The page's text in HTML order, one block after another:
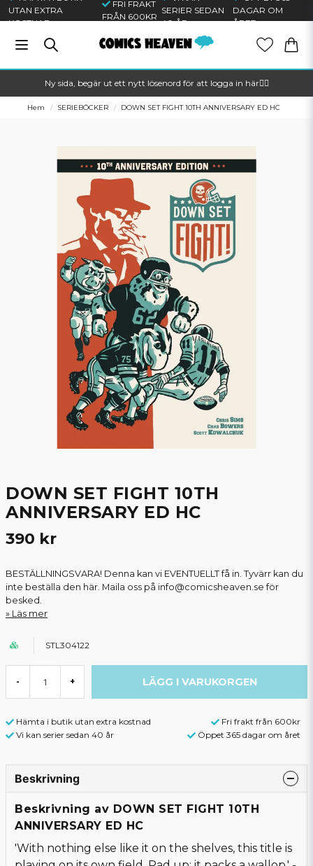
UTAN EXTRA
KOSTNAD
FRI FRAKT
FRÅN 600KR
SERIER SEDAN
40 ÅR
DAGAR OM
ÅRET
Ny sida, begär ut ett nytt lösenord för att logga in här🦸‍♂️
Hem SERIEBÖCKER DOWN SET FIGHT 10TH ANNIVERSARY ED HC
DOWN SET FIGHT 10TH
ANNIVERSARY ED HC
390 kr
BESTÄLLNINGSVARA! Denna kan vi EVENTUELLT få in. Tyvärr kan du
inte beställa den här. Maila oss på info@comicsheaven.se för
besked.
Läs mer
STL304122
- + LÄGG I VARUKORGEN
Hämta i butik utan extra kostnad
Fri frakt från 600kr
Vi kan serier sedan 40 år
Öppet 365 dagar om året
Beskrivning
Beskrivning av DOWN SET FIGHT 10TH
ANNIVERSARY ED HC
'With nothing else like it on the shelves, this title is